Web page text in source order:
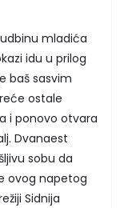
mladića
idu u prilog
baš sasvim
ostale
i ponovo otvara
Dvanaest
sobu da
ovog napetog
Sidnija